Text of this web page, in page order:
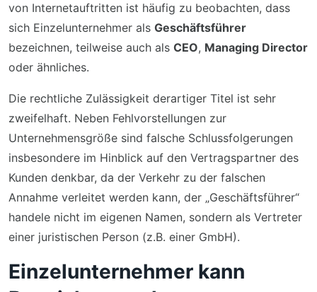
von Internetauftritten ist häufig zu beobachten, dass
sich Einzelunternehmer als Geschäftsführer
bezeichnen, teilweise auch als CEO, Managing Director
oder ähnliches.
Die rechtliche Zulässigkeit derartiger Titel ist sehr
zweifelhaft. Neben Fehlvorstellungen zur
Unternehmensgröße sind falsche Schlussfolgerungen
insbesondere im Hinblick auf den Vertragspartner des
Kunden denkbar, da der Verkehr zu der falschen
Annahme verleitet werden kann, der „Geschäftsführer“
handele nicht im eigenen Namen, sondern als Vertreter
einer juristischen Person (z.B. einer GmbH).
Einzelunternehmer kann